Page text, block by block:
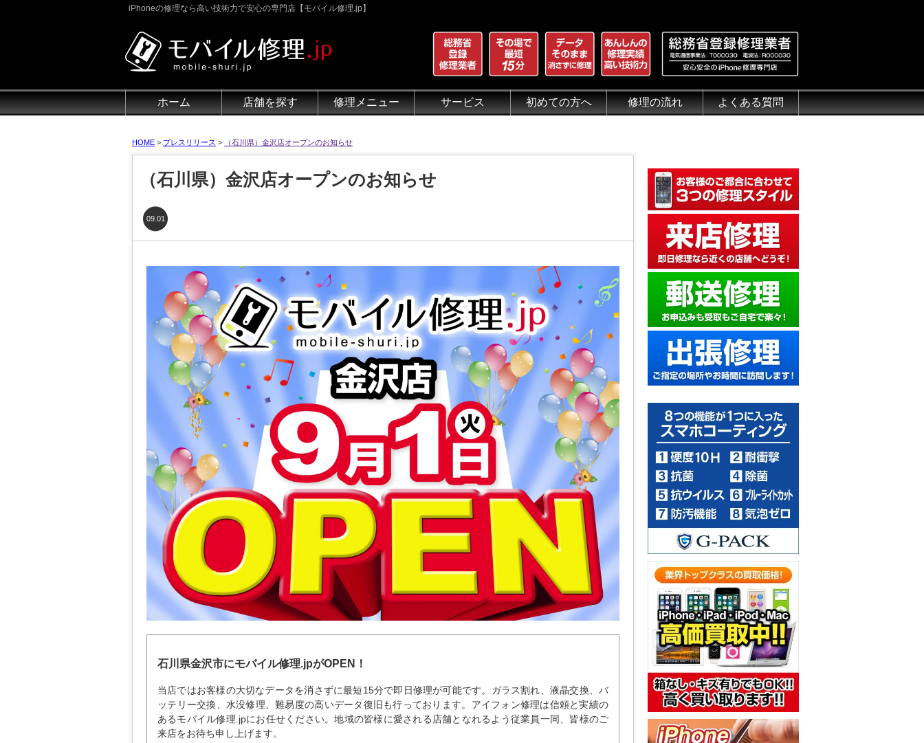
iPhoneの修理なら高い技術力で安心の専門店【モバイル修理.jp】
ホーム 店舗を探す 修理メニュー サービス 初めての方へ 修理の流れ よくある質問
HOME > プレスリリース > （石川県）金沢店オープンのお知らせ
（石川県）金沢店オープンのお知らせ
09.01
石川県金沢市にモバイル修理.jpがOPEN！
当店ではお客様の大切なデータを消さずに最短15分で即日修理が可能です。ガラス割れ、液晶交換、バ
ッテリー交換、水没修理、難易度の高いデータ復旧も行っております。アイフォン修理は信頼と実績の
あるモバイル修理.jpにお任せください。地域の皆様に愛される店舗となれるよう従業員一同、皆様のご
来店をお待ち申し上げます。